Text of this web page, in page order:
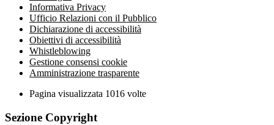
Informativa Privacy
Ufficio Relazioni con il Pubblico
Dichiarazione di accessibilità
Obiettivi di accessibilità
Whistleblowing
Gestione consensi cookie
Amministrazione trasparente
Pagina visualizzata 1016 volte
Sezione Copyright